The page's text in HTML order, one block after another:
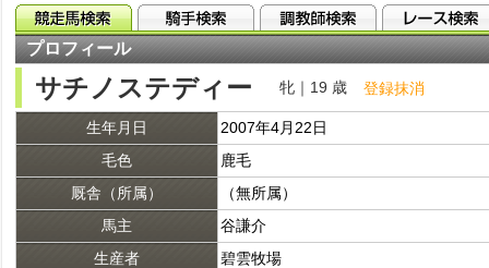
プロフィール
サチノステディー 牝｜19 歳 登録抹消
生年月日
2007年4月22日
毛色
鹿毛
厩舎（所属）
（無所属）
馬主
谷謙介
生産者
碧雲牧場